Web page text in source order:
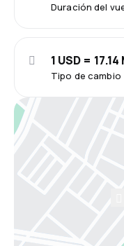
Duración del
Tipo de cambio
1 USD = 17.14